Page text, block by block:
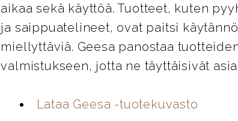
aikaa sekä käyttöä. Tuotteet, kuten
ja saippuatelineet, ovat paitsi
miellyttäviä. Geesa panostaa
valmistukseen, jotta ne täyttäisivät
Lataa Geesa -tuotekuvasto